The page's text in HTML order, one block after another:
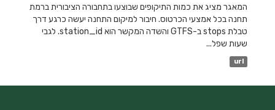
המאגר מציג את כמות התיקופים שבוצעו בתחבורה הציבורית ברמת
תחנה בכל אמצעי הכרטוס. חיבור למיקום התחנה יעשה כרגע דרך
טבלת stops ב-GTFS והשדה המקשר הוא station_id. לגבי
שעות שפל...
url